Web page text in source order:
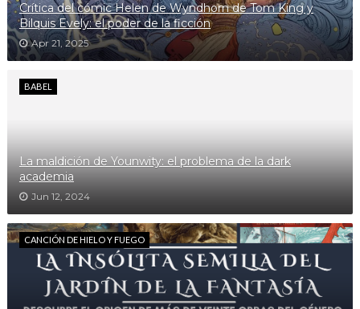
Crítica del cómic Helen de Wyndhorn de Tom King y
Bilquis Evely: el poder de la ficción
Apr 21, 2025
BABEL
La maldición de Younwity: el problema de la dark
academia
Jun 12, 2024
CANCIÓN DE HIELO Y FUEGO